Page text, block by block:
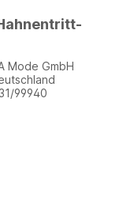
Mode GmbH
99940